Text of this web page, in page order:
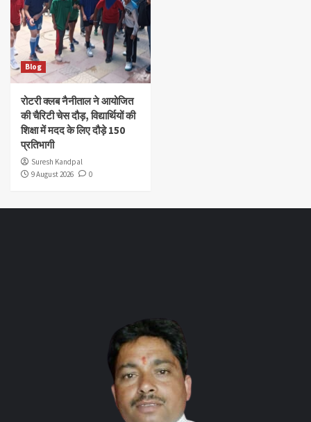
Blog
रोटरी क्लब नैनीताल ने आयोजित
की चैरिटी चेस दौड़, विद्यार्थियों की
शिक्षा में मदद के लिए दौड़े 150
प्रतिभागी
Suresh Kandpal
9 August 2026
0